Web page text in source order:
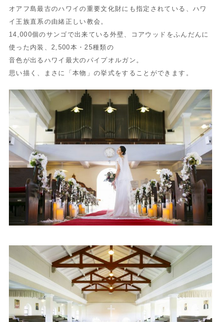
オアフ島最古のハワイの重要文化財にも指定されている、ハワ
イ王族直系の由緒正しい教会。
14,000個のサンゴで出来ている外壁、コアウッドをふんだんに
使った内装、2,500本・25種類の
音色が出るハワイ最大のパイプオルガン。
思い描く、まさに「本物」の挙式をすることができます。